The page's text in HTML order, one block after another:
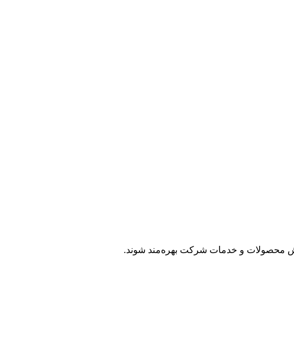
محصولات و خدمات شرکت بهره‌مند شوند.